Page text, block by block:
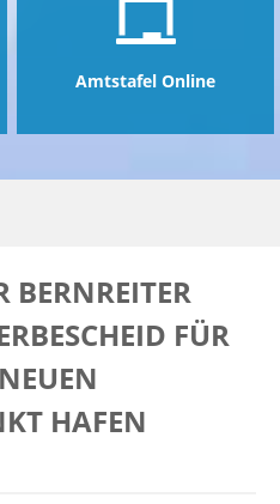
Amtstafel Online
BERNREITER
FÜR
HAFEN